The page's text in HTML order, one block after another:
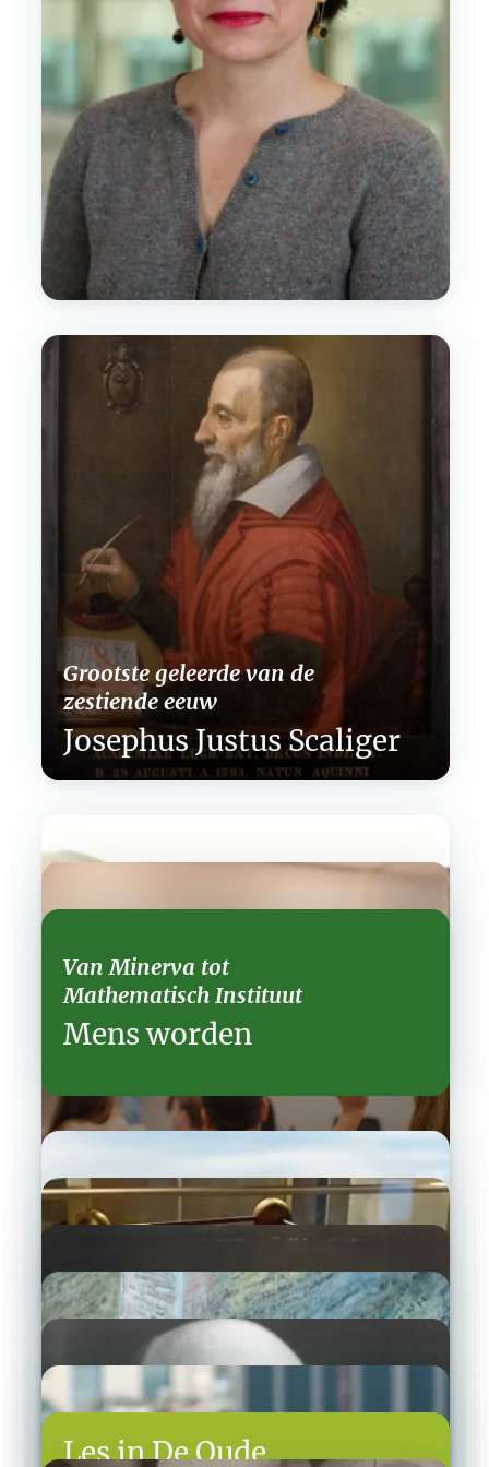
Grootste geleerde van de
zestiende eeuw
Josephus Justus Scaliger
Fijne start academische reis
Buddy­systeem
Impact op de maatschappij
Academisch docent­schap
Van Minerva tot
Mathematisch Instituut
Mens worden
Les in De Oude